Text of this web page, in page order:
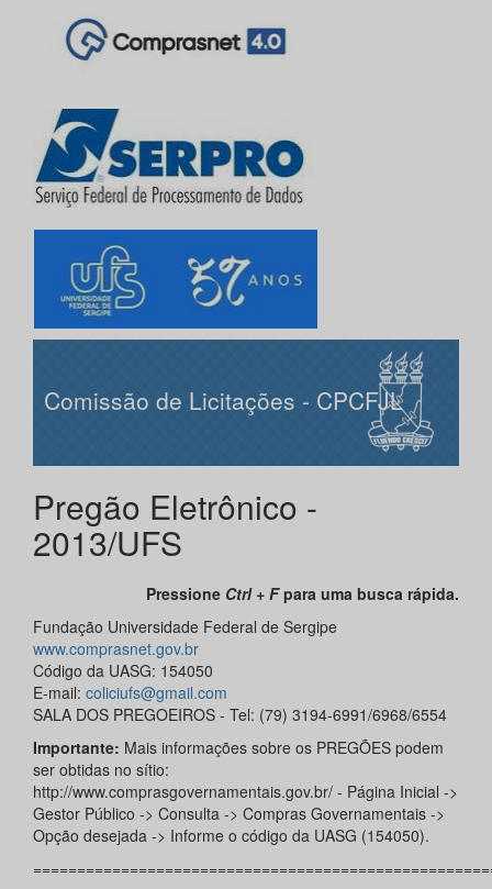
Comissão de Licitações - CPCFJL
Pregão Eletrônico -
2013/UFS
Pressione Ctrl + Fpara uma busca rápida.
Fundação Universidade Federal de Sergipe
www.comprasnet.gov.br
Código da UASG: 154050
E-mail: coliciufs@gmail.com
SALA DOS PREGOEIROS - Tel: (79) 3194-6991/6968/6554
Importante: Mais informações sobre os PREGÕES podem
ser obtidas no sítio:
http://www.comprasgovernamentais.gov.br/ - Página Inicial ->
Gestor Público -> Consulta -> Compras Governamentais ->
Opção desejada -> Informe o código da UASG (154050).